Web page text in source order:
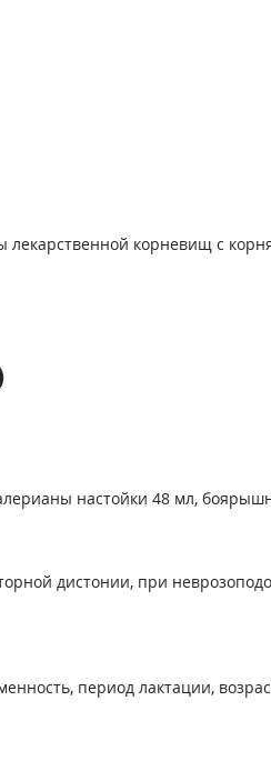
корневищ с
настойки 48 мл,
дистонии, при
период лактации,